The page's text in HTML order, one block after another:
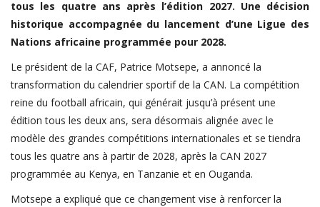
Cyclisme
FIFA
Actualités
Business du sport
Handball
Volleyball
tous les quatre ans après l’édition 2027. Une décision
historique accompagnée du lancement d’une Ligue des
Nations africaine programmée pour 2028.
Le président de la CAF, Patrice Motsepe, a annoncé la
transformation du calendrier sportif de la CAN. La compétition
reine du football africain, qui générait jusqu’à présent une
édition tous les deux ans, sera désormais alignée avec le
modèle des grandes compétitions internationales et se tiendra
tous les quatre ans à partir de 2028, après la CAN 2027
programmée au Kenya, en Tanzanie et en Ouganda.
Motsepe a expliqué que ce changement vise à renforcer la